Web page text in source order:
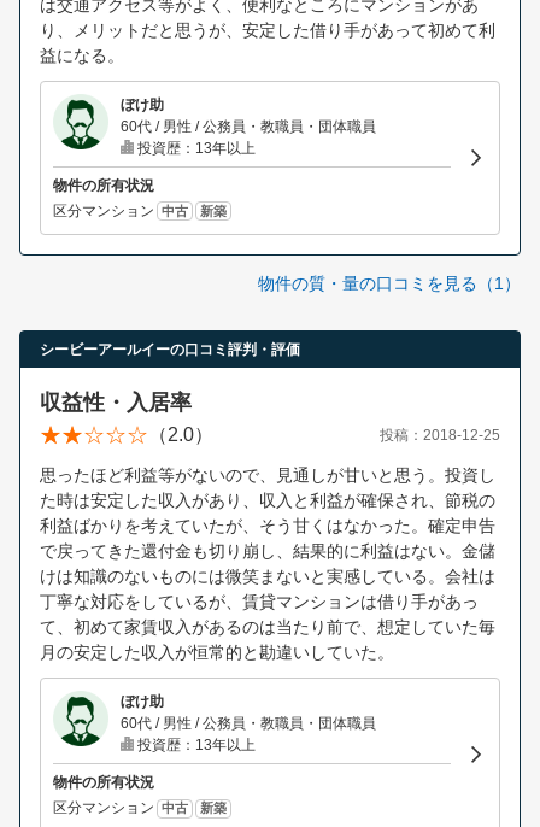
は交通アクセス等がよく、便利なところにマンションがあ
り、メリットだと思うが、安定した借り手があって初めて利
益になる。
ぼけ助
60代 / 男性 / 公務員・教職員・団体職員
投資歴：13年以上
物件の所有状況
区分マンション 中古 新築
物件の質・量の口コミを見る（1）
シービーアールイーの口コミ評判・評価
収益性・入居率
（2.0） 投稿：2018-12-25
思ったほど利益等がないので、見通しが甘いと思う。投資し
た時は安定した収入があり、収入と利益が確保され、節税の
利益ばかりを考えていたが、そう甘くはなかった。確定申告
で戻ってきた還付金も切り崩し、結果的に利益はない。金儲
けは知識のないものには微笑まないと実感している。会社は
丁寧な対応をしているが、賃貸マンションは借り手があっ
て、初めて家賃収入があるのは当たり前で、想定していた毎
月の安定した収入が恒常的と勘違いしていた。
ぼけ助
60代 / 男性 / 公務員・教職員・団体職員
投資歴：13年以上
物件の所有状況
区分マンション 中古 新築